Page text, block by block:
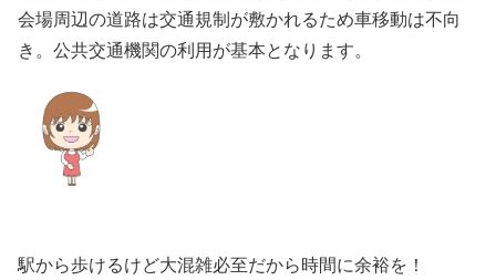
会場周辺の道路は交通規制が敷かれるため車移動は不向
き。公共交通機関の利用が基本となります。
駅から歩けるけど大混雑必至だから時間に余裕を！